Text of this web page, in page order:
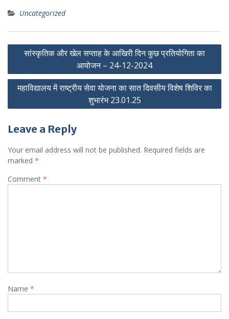
Uncategorized
Post
navigation
सांस्कृतिक और खेल सप्ताह के आखिरी दिन कुछ प्रतियोगिता का
आयोजन – 24-12-2024
महाविद्यालय में राष्ट्रीय सेवा योजना का सात दिवसीय विशेष शिविर का
शुभारंभ 23.01.25
Leave a Reply
Your email address will not be published. Required fields are
marked *
Comment *
Name *